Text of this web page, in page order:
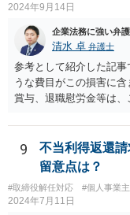
2024年9月14日
企業法務に強い弁
清水 卓 弁護士
参考として紹介した記
うな費目がこの損害に
賞与、退職慰労金等は
質の金員と判断されれ
や弁護士費用について
もありますが、含まれ
（なお、含まれないと
賠償請求される可能性
夫等次第では、慰謝料
9
不当利得返還
留意点は？
#取締役解任対応 #個人事業
2024年7月11日